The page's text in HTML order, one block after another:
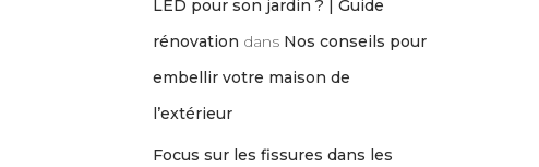
LED pour son jardin ? | Guide
rénovation dans Nos conseils pour
embellir votre maison de
l’extérieur
Focus sur les fissures dans les